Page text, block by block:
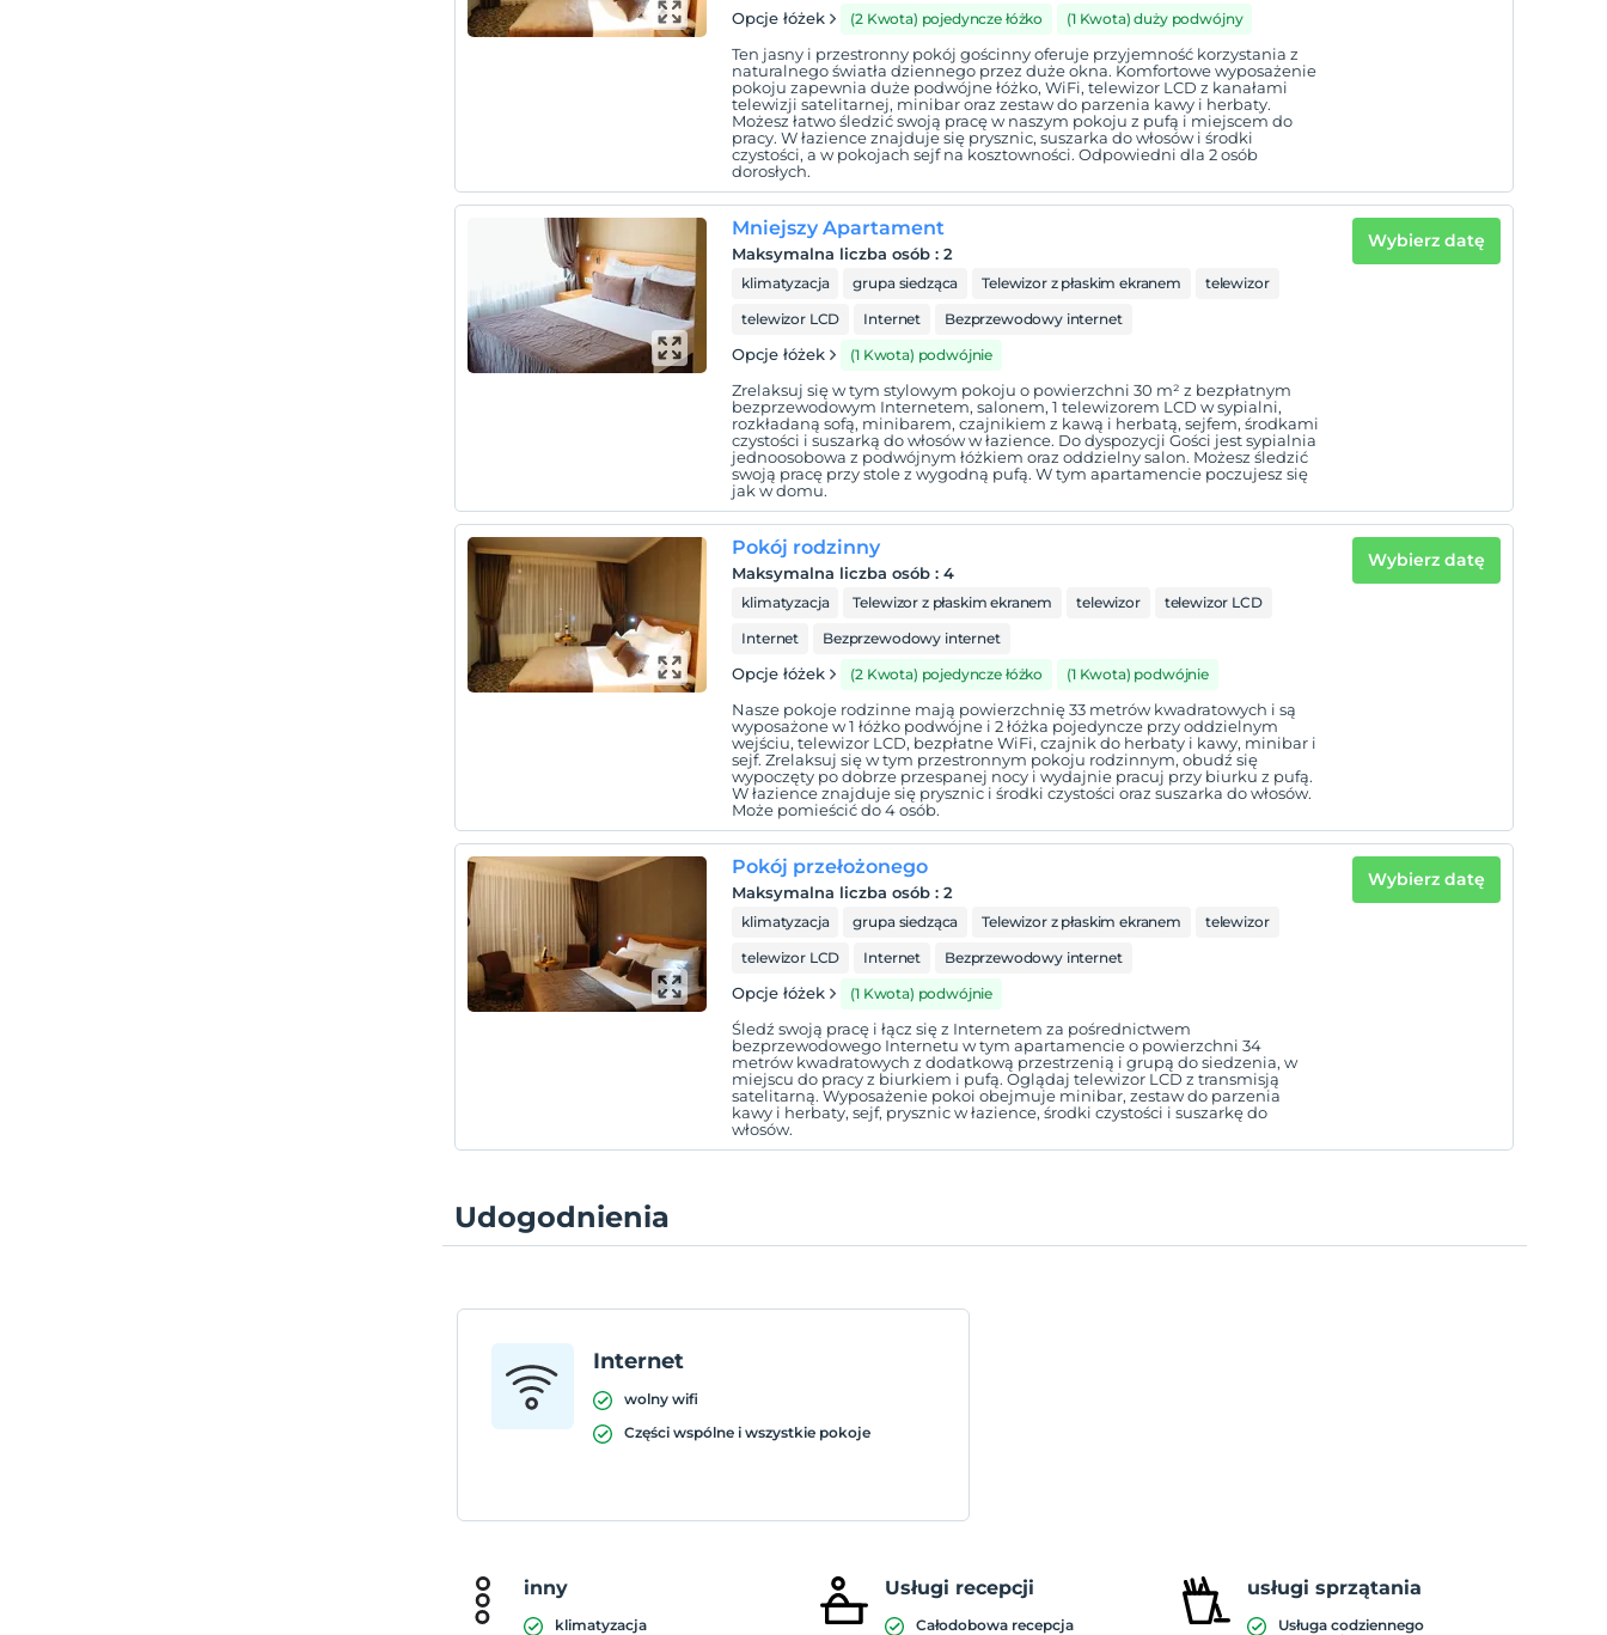
Opcje łóżek (2 Kwota) pojedyncze łóżko (1 Kwota) duży podwójny
Ten jasny i przestronny pokój gościnny oferuje przyjemność korzystania z
naturalnego światła dziennego przez duże okna. Komfortowe wyposażenie
pokoju zapewnia duże podwójne łóżko, WiFi, telewizor LCD z kanałami
telewizji satelitarnej, minibar oraz zestaw do parzenia kawy i herbaty.
Możesz łatwo śledzić swoją pracę w naszym pokoju z pufą i miejscem do
pracy. W łazience znajduje się prysznic, suszarka do włosów i środki
czystości, a w pokojach sejf na kosztowności. Odpowiedni dla 2 osób
dorosłych.
Mniejszy Apartament
Maksymalna liczba osób :2
klimatyzacja grupa siedząca Telewizor z płaskim ekranem
telewizor
telewizor LCD
Internet Bezprzewodowy internet
Opcje łóżek (1 Kwota) podwójnie
Zrelaksuj się w tym stylowym pokoju o powierzchni 30 m² z bezpłatnym
bezprzewodowym Internetem, salonem, 1 telewizorem LCD w sypialni,
rozkładaną sofą, minibarem, czajnikiem z kawą i herbatą, sejfem, środkami
czystości i suszarką do włosów w łazience. Do dyspozycji Gości jest sypialnia
jednoosobowa z podwójnym łóżkiem oraz oddzielny salon. Możesz śledzić
swoją pracę przy stole z wygodną pufą. W tym apartamencie poczujesz się
jak w domu.
Wybierz datę
Pokój rodzinny
Maksymalna liczba osób :4
klimatyzacja Telewizor z płaskim ekranem telewizor
telewizor LCD
Internet
Bezprzewodowy internet
Opcje łóżek (2 Kwota) pojedyncze łóżko (1 Kwota) podwójnie
Nasze pokoje rodzinne mają powierzchnię 33 metrów kwadratowych i są
wyposażone w 1 łóżko podwójne i 2 łóżka pojedyncze przy oddzielnym
wejściu, telewizor LCD, bezpłatne WiFi, czajnik do herbaty i kawy, minibar i
sejf. Zrelaksuj się w tym przestronnym pokoju rodzinnym, obudź się
wypoczęty po dobrze przespanej nocy i wydajnie pracuj przy biurku z pufą.
W łazience znajduje się prysznic i środki czystości oraz suszarka do włosów.
Może pomieścić do 4 osób.
Wybierz datę
Pokój przełożonego
Maksymalna liczba osób :2
klimatyzacja grupa siedząca Telewizor z płaskim ekranem
telewizor
telewizor LCD
Internet Bezprzewodowy internet
Opcje łóżek (1 Kwota) podwójnie
Śledź swoją pracę i łącz się z Internetem za pośrednictwem
bezprzewodowego Internetu w tym apartamencie o powierzchni 34
metrów kwadratowych z dodatkową przestrzenią i grupą do siedzenia, w
miejscu do pracy z biurkiem i pufą. Oglądaj telewizor LCD z transmisją
satelitarną. Wyposażenie pokoi obejmuje minibar, zestaw do parzenia
kawy i herbaty, sejf, prysznic w łazience, środki czystości i suszarkę do
włosów.
Wybierz datę
Udogodnienia
Internet
wolny wifi
Części wspólne i wszystkie pokoje
inny
klimatyzacja
Usługi recepcji
Całodobowa recepcja
usługi sprzątania
Usługa codziennego